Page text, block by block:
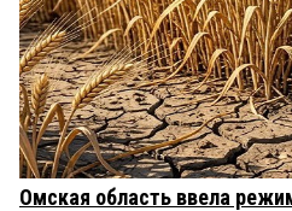
Омская область ввела